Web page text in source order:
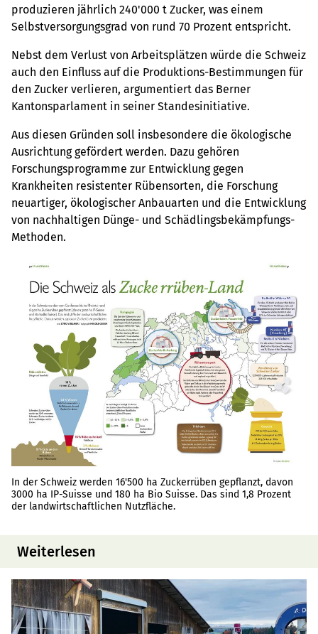
produzieren jährlich 240'000 t Zucker, was einem
Selbstversorgungsgrad von rund 70 Prozent entspricht.
Nebst dem Verlust von Arbeitsplätzen würde die Schweiz
auch den Einfluss auf die Produktions-Bestimmungen für
den Zucker verlieren, argumentiert das Berner
Kantonsparlament in seiner Standesinitiative.
Aus diesen Gründen soll insbesondere die ökologische
Ausrichtung gefördert werden. Dazu gehören
Forschungsprogramme zur Entwicklung gegen
Krankheiten resistenter Rübensorten, die Forschung
neuartiger, ökologischer Anbauarten und die Entwicklung
von nachhaltigen Dünge- und Schädlingsbekämpfungs-
Methoden.
In der Schweiz werden 16'500 ha Zuckerrüben gepflanzt, davon
3000 ha IP-Suisse und 180 ha Bio Suisse. Das sind 1,8 Prozent
der landwirtschaftlichen Nutzfläche.
Weiterlesen